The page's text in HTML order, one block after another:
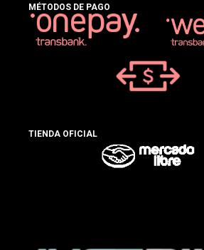
MÉTODOS DE PAGO
TIENDA OFICIAL